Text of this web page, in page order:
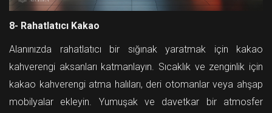
8- Rahatlatıcı Kakao
Alanınızda rahatlatıcı bir sığınak yaratmak için kakao
kahverengi aksanları katmanlayın. Sıcaklık ve zenginlik için
kakao kahverengi atma halıları, deri otomanlar veya ahşap
mobilyalar ekleyin. Yumuşak ve davetkar bir atmosfer